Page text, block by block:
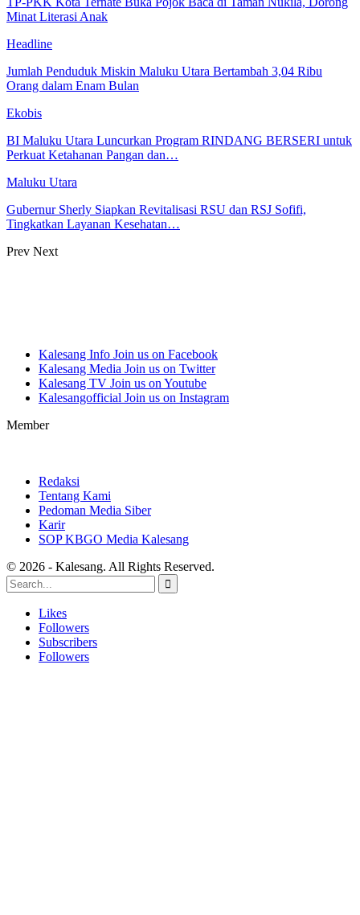
Minat Literasi Anak
Headline
Jumlah Penduduk Miskin Maluku Utara Bertambah 3,04 Ribu
Orang dalam Enam Bulan
Ekobis
BI Maluku Utara Luncurkan Program RINDANG BERSERI untuk
Perkuat Ketahanan Pangan dan…
Maluku Utara
Gubernur Sherly Siapkan Revitalisasi RSU dan RSJ Sofifi,
Tingkatkan Layanan Kesehatan…
Prev Next
Kalesang Info Join us on Facebook
Kalesang Media Join us on Twitter
Kalesang TV Join us on Youtube
Kalesangofficial Join us on Instagram
Member
Redaksi
Tentang Kami
Pedoman Media Siber
Karir
SOP KBGO Media Kalesang
© 2026 - Kalesang. All Rights Reserved.
Likes
Followers
Subscribers
Followers